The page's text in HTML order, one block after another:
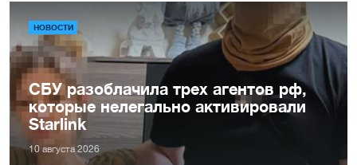
НОВОСТИ
СБУ разоблачила трех агентов рф,
которые нелегально активировали
Starlink
10 августа 2026